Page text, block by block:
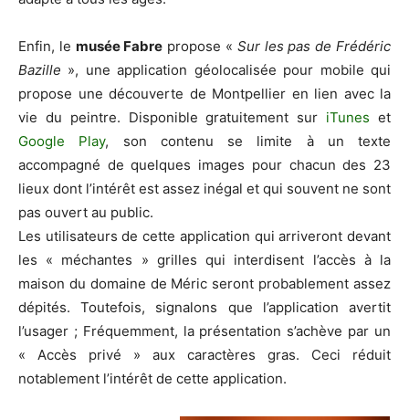
Enfin, le musée Fabre propose « Sur les pas de Frédéric
Bazille », une application géolocalisée pour mobile qui
propose une découverte de Montpellier en lien avec la
vie du peintre. Disponible gratuitement sur iTuneset
Google Play, son contenu se limite à un texte
accompagné de quelques images pour chacun des 23
lieux dont l’intérêt est assez inégal et qui souvent ne sont
pas ouvert au public.
Les utilisateurs de cette application qui arriveront devant
les « méchantes » grilles qui interdisent l’accès à la
maison du domaine de Méric seront probablement assez
dépités. Toutefois, signalons que l’application avertit
l’usager ; Fréquemment, la présentation s’achève par un
« Accès privé » aux caractères gras. Ceci réduit
notablement l’intérêt de cette application.